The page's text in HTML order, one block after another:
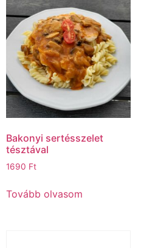
Bakonyi sertésszelet
tésztával
1690 Ft
Tovább olvasom